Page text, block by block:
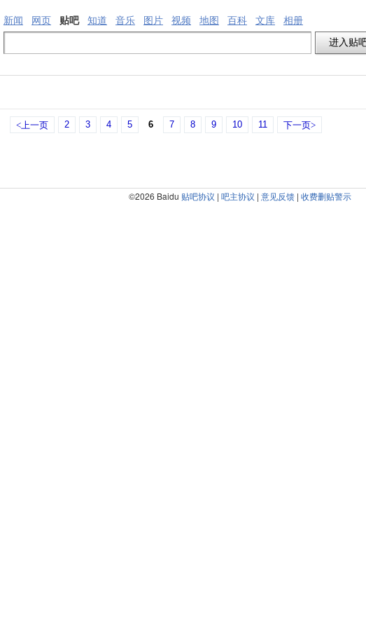
新闻 网页 贴吧 知道 音乐 图片 视频 地图 百科 文库 相册
<上一页 2 3 4 5 6 7 8 9 10 11 下一页>
©2026 Baidu 贴吧协议 | 吧主协议 | 意见反馈 | 收费删贴警示